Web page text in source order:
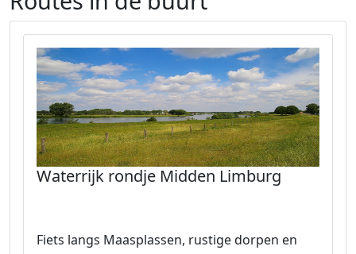
Waterrijk rondje Midden Limburg
Fiets langs Maasplassen, rustige dorpen en